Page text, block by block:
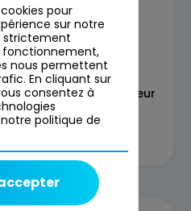
d’une thématique
produire un
l’œil des lecteur
expression SEO ?
le PAA de Google ?
pour
sur notre
strictement
fonctionnement,
nous permettent
En cliquant sur
consentez à
politique de